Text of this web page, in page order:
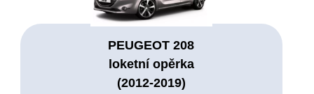
PEUGEOT 208
loketní opěrka
(2012-2019)